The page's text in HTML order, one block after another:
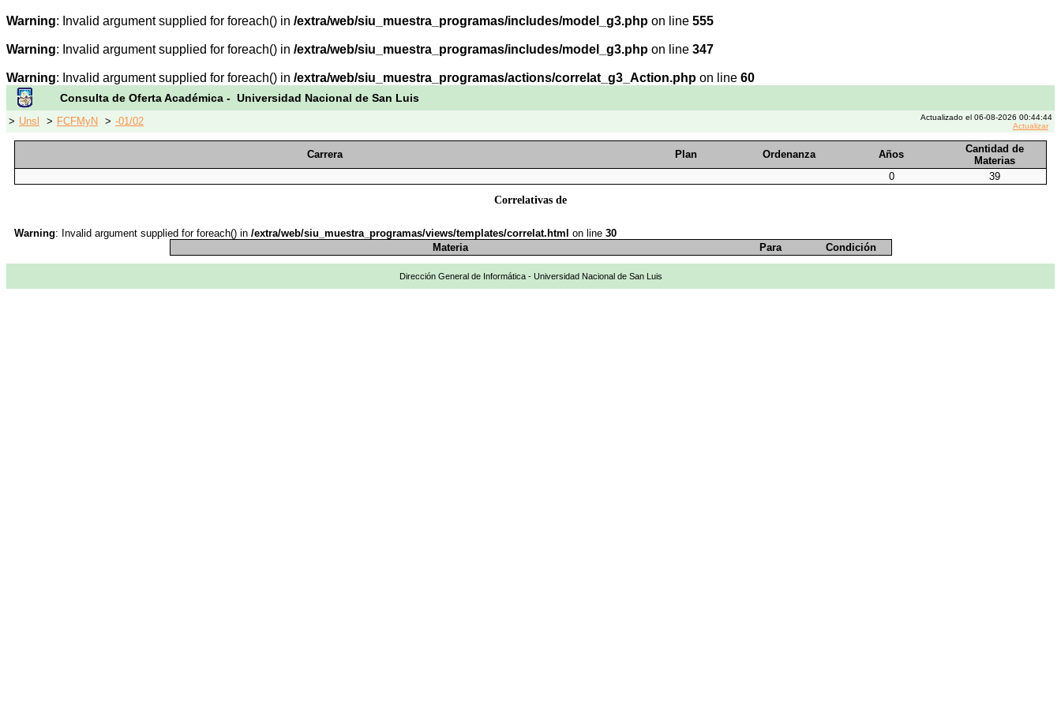
Warning: Invalid argument supplied for foreach() in /extra/web/siu_muestra_programas/includes/model_g3.php on line 555
Warning: Invalid argument supplied for foreach() in /extra/web/siu_muestra_programas/includes/model_g3.php on line 347
Warning: Invalid argument supplied for foreach() in /extra/web/siu_muestra_programas/actions/correlat_g3_Action.php on line 60
Consulta de Oferta Académica - Universidad Nacional de San Luis
> Unsl > FCFMyN > -01/02
Actualizado el 06-08-2026 00:44:44
Actualizar
Carrera Plan Ordenanza Años
Cantidad de
Materias
0
39
Correlativas de
Warning: Invalid argument supplied for foreach() in /extra/web/siu_muestra_programas/views/templates/correlat.html on line 30
Materia
Para Condición
Dirección General de Informática - Universidad Nacional de San Luis